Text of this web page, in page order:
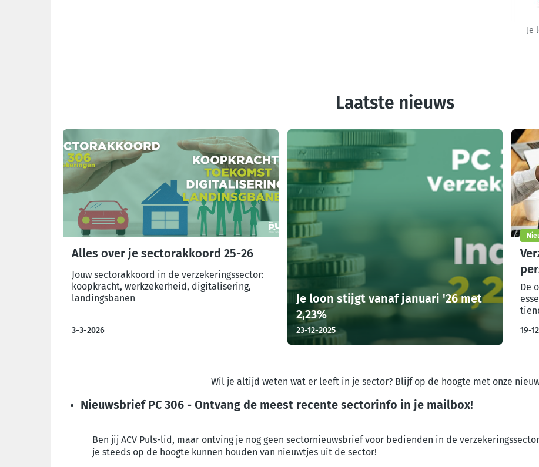
Je
Laatste nieuws
Alles over je sectorakkoord 25-26
Jouw sectorakkoord in de verzekeringssector:
koopkracht, werkzekerheid, digitalisering,
landingsbanen
3-3-2026
Je loon stijgt vanaf januari '26 met
2,23%
23-12-2025
De
19-
Wil je altijd weten wat er leeft in je sector? Blijf op de hoogte met onze
Nieuwsbrief PC 306 - Ontvang de meest recente sectorinfo in je mailbox!
Ben jij ACV Puls-lid, maar ontving je nog geen sectornieuwsbrief voor bedienden in de
je steeds op de hoogte kunnen houden van nieuwtjes uit de sector!